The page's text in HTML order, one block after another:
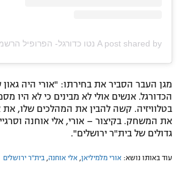
מגן העבר הסביר את בחירתו: "אורי היה גאון
הכדורגל. אנשים אולי לא מבינים כי לא היו
בטלוויזיה. קשה להבין את המהלכים שלו, את
את המשחק. בקיצור – אורי, אלי אוחנה
גדולים של בית"ר ירושלים".
עוד באותו נושא: אורי מלמיליאן אלי אוחנה בית"ר ירושלים